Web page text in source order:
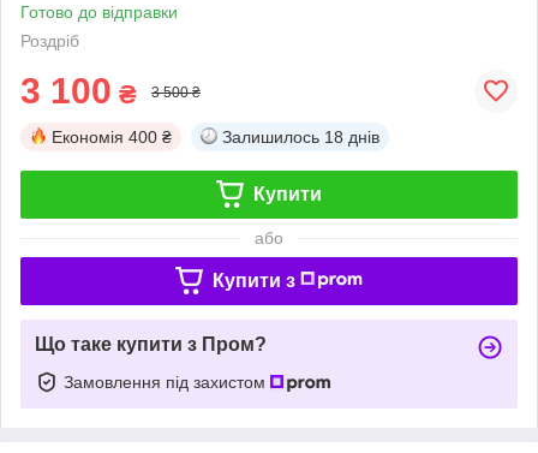
Готово до відправки
Роздріб
3 100 ₴ 3 500 ₴
Економія 400 ₴ Залишилось 18 днів
Купити
або
Купити з
Що таке купити з Пром?
Замовлення під захистом